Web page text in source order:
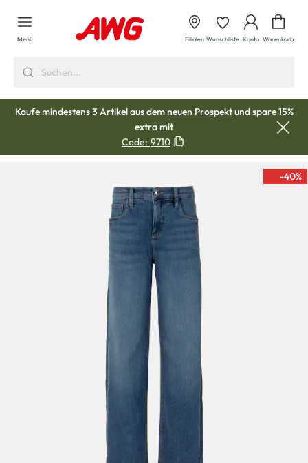
springen
Menü Filialen Wunschliste Konto Warenkorb
Kaufe mindestens 3 Artikel aus demneuen Prospektund spare 15%
extra mit
Code: 9710
-40%